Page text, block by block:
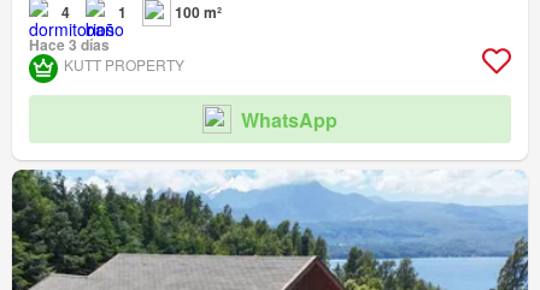
4 1
100 m²
Hace 3 días
KUTT PROPERTY
WhatsApp